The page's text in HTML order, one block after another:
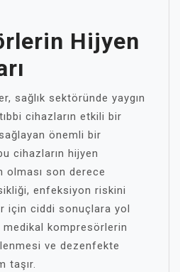
Hijyen
sağlık sektöründe yaygın
cihazların etkili bir
önemli bir
cihazların hijyen
olması son derece
enfeksiyon riskini
için ciddi sonuçlara yol
medikal kompresörlerin
ve dezenfekte
taşır.